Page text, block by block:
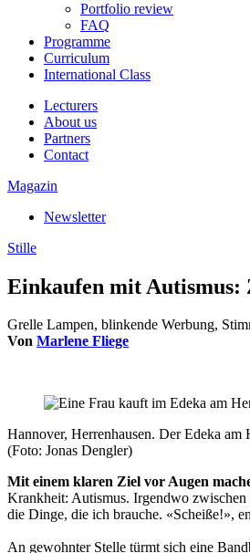
Portfolio review
FAQ
Programme
Curriculum
International Class
Lecturers
About us
Partners
Contact
Magazin
Newsletter
Stille
Einkaufen mit Autismus:
Grelle Lampen, blinkende Werbung,
Von Marlene Fliege
Hannover, Herrenhausen. Der Edeka
(Foto: Jonas Dengler)
Mit einem klaren Ziel vor Augen
Krankheit: Autismus. Irgendwo zwischen
die Dinge, die ich brauche. «Scheiße!»,
An gewohnter Stelle türmt sich eine